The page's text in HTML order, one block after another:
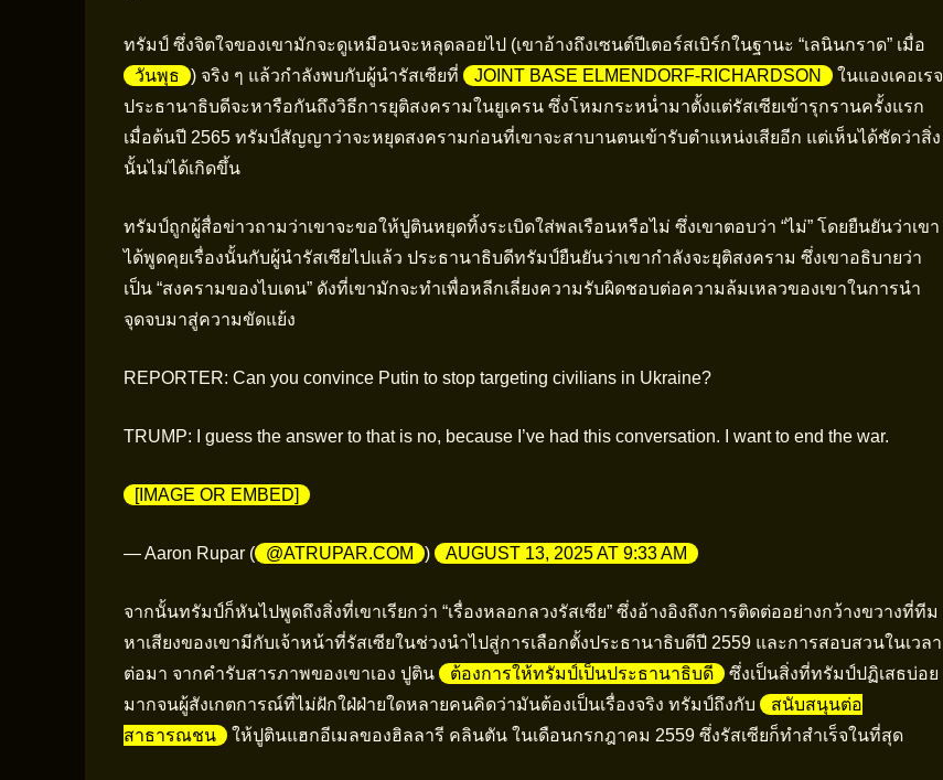
ทรัมป์ ซึ่งจิตใจของเขามักจะดูเหมือนจะหลุดลอยไป (เขาอ้างถึงเซนต์ปีเตอร์สเบิร์กในฐานะ “เลนินกราด” เมื่อ
วันพุธ
) จริง ๆ แล้วกำลังพบกับผู้นำรัสเซียที่ JOINT BASE ELMENDORF-RICHARDSON
ในแองเคอเรจ
ประธานาธิบดีจะหารือกันถึงวิธีการยุติสงครามในยูเครน ซึ่งโหมกระหน่ำมาตั้งแต่รัสเซียเข้ารุกรานครั้งแรก
เมื่อต้นปี 2565 ทรัมป์สัญญาว่าจะหยุดสงครามก่อนที่เขาจะสาบานตนเข้ารับตำแหน่งเสียอีก แต่เห็นได้ชัดว่าสิ่ง
นั้นไม่ได้เกิดขึ้น
ทรัมป์ถูกผู้สื่อข่าวถามว่าเขาจะขอให้ปูตินหยุดทิ้งระเบิดใส่พลเรือนหรือไม่ ซึ่งเขาตอบว่า “ไม่” โดยยืนยันว่าเขา
ได้พูดคุยเรื่องนั้นกับผู้นำรัสเซียไปแล้ว ประธานาธิบดีทรัมป์ยืนยันว่าเขากำลังจะยุติสงคราม ซึ่งเขาอธิบายว่า
เป็น “สงครามของไบเดน” ดังที่เขามักจะทำเพื่อหลีกเลี่ยงความรับผิดชอบต่อความล้มเหลวของเขาในการนำ
จุดจบมาสู่ความขัดแย้ง
REPORTER: Can you convince Putin to stop targeting civilians in Ukraine?
TRUMP: I guess the answer to that is no, because I’ve had this conversation. I want to end the war.
[IMAGE OR EMBED]
— Aaron Rupar ( @ATRUPAR.COM ) AUGUST 13, 2025 AT 9:33 AM
จากนั้นทรัมป์ก็หันไปพูดถึงสิ่งที่เขาเรียกว่า “เรื่องหลอกลวงรัสเซีย” ซึ่งอ้างอิงถึงการติดต่ออย่างกว้างขวางที่ทีม
หาเสียงของเขามีกับเจ้าหน้าที่รัสเซียในช่วงนำไปสู่การเลือกตั้งประธานาธิบดีปี 2559 และการสอบสวนในเวลา
ต่อมา จากคำรับสารภาพของเขาเอง ปูติน
ต้องการให้ทรัมป์เป็นประธานาธิบดี
ซึ่งเป็นสิ่งที่ทรัมป์ปฏิเสธบ่อย
มากจนผู้สังเกตการณ์ที่ไม่ฝักใฝ่ฝ่ายใดหลายคนคิดว่ามันต้องเป็นเรื่องจริง ทรัมป์ถึงกับ
สนับสนุนต่อ
สาธารณชน
ให้ปูตินแฮกอีเมลของฮิลลารี คลินตัน ในเดือนกรกฎาคม 2559 ซึ่งรัสเซียก็ทำสำเร็จในที่สุด